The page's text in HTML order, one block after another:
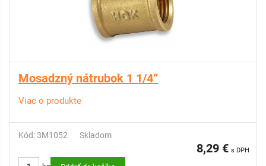
Mosadzný nátrubok 1 1/4“
Viac o produkte
Kód: 3M1052 Skladom
8,29 € s DPH